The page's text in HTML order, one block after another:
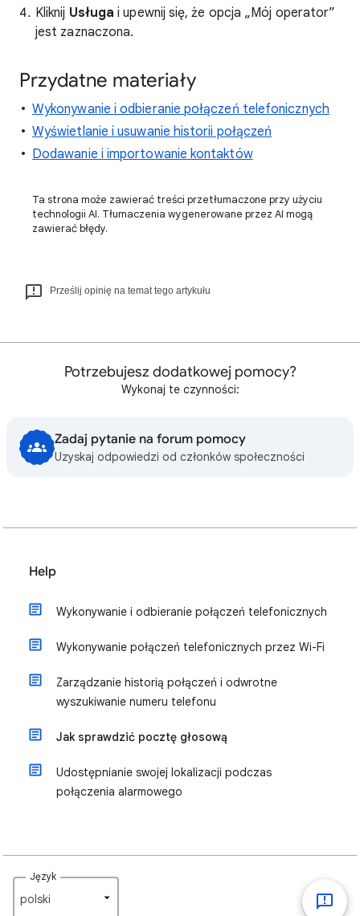
Kliknij Usługa i upewnij się, że opcja „Mój operator”
jest zaznaczona.
Przydatne materiały
Wykonywanie i odbieranie połączeń telefonicznych
Wyświetlanie i usuwanie historii połączeń
Dodawanie i importowanie kontaktów
Ta strona może zawierać treści przetłumaczone przy użyciu
technologii AI. Tłumaczenia wygenerowane przez AI mogą
zawierać błędy.
Prześlij opinię na temat tego artykułu
Potrzebujesz dodatkowej pomocy?
Wykonaj te czynności:
Zadaj pytanie na forum pomocy
Uzyskaj odpowiedzi od członków społeczności
Help
Wykonywanie i odbieranie połączeń telefonicznych
Wykonywanie połączeń telefonicznych przez Wi-Fi
Zarządzanie historią połączeń i odwrotne
wyszukiwanie numeru telefonu
Jak sprawdzić pocztę głosową
Udostępnianie swojej lokalizacji podczas
połączenia alarmowego
Język
polski‎